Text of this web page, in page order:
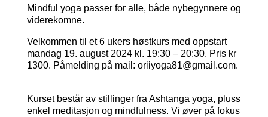
Mindful yoga passer for alle, både nybegynnere og
viderekomne.
Velkommen til et 6 ukers høstkurs med oppstart
mandag 19. august 2024 kl. 19:30 – 20:30. Pris kr
1300. Påmelding på mail: oriiyoga81@gmail.com.
Kurset består av stillinger fra Ashtanga yoga, pluss
enkel meditasjon og mindfulness. Vi øver på fokus